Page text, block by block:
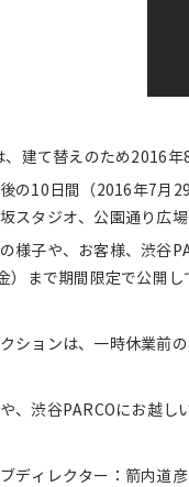
、建て替えのため2016
の10日間（2016年7月
スタジオ、公園通り広
様子や、お客様、渋谷
）まで期間限定で公開し
ションは、一時休業前
、渋谷PARCOにお越し
ディレクター：箭内道彦